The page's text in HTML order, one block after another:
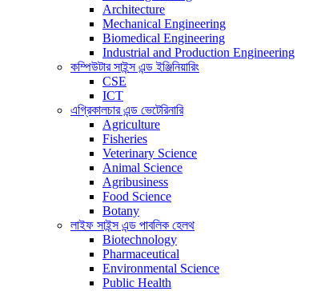
Architecture
Mechanical Engineering
Biomedical Engineering
Industrial and Production Engineering
কম্পিউটার সাইন্স এন্ড ইঞ্জিনিয়ারিং
CSE
ICT
এগ্রিকালচার এন্ড ভেটেরিনারি
Agriculture
Fisheries
Veterinary Science
Animal Science
Agribusiness
Food Science
Botany
লাইফ সাইন্স এন্ড পাবলিক হেলথ
Biotechnology
Pharmaceutical
Environmental Science
Public Health